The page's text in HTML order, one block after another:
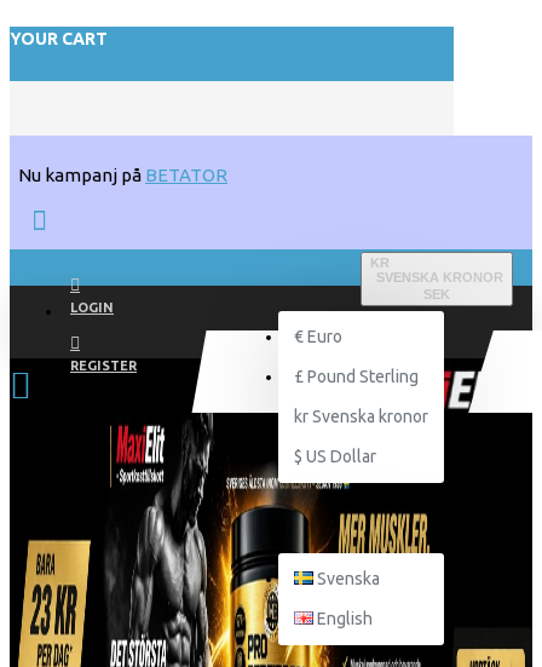
YOUR CART
Nu kampanj på BETATOR
LOGIN
REGISTER
KR
SVENSKA KRONOR
SEK
€ Euro
£ Pound Sterling
kr Svenska kronor
$ US Dollar
SVENSKA
Svenska
English